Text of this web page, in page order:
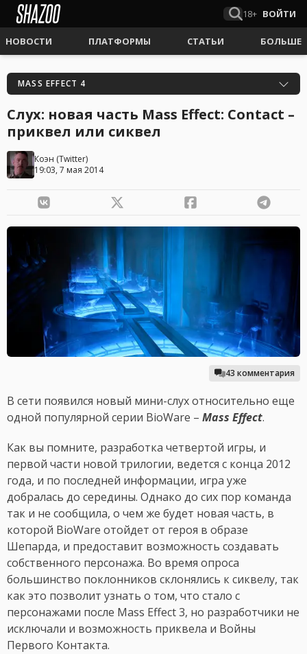
18+ ВОЙТИ
НОВОСТИ ПЛАТФОРМЫ СТАТЬИ БОЛЬШЕ
MASS EFFECT 4
Слух: новая часть Mass Effect: Contact –
приквел или сиквел
Коэн (Twitter)
19:03, 7 мая 2014
43 комментария
В сети появился новый мини-слух относительно еще
одной популярной серии BioWare – Mass Effect.
Как вы помните, разработка четвертой игры, и
первой части новой трилогии, ведется с конца 2012
года, и по последней информации, игра уже
добралась до середины. Однако до сих пор команда
так и не сообщила, о чем же будет новая часть, в
которой BioWare отойдет от героя в образе
Шепарда, и предоставит возможность создавать
собственного персонажа. Во время опроса
большинство поклонников склонялись к сиквелу, так
как это позволит узнать о том, что стало с
персонажами после Mass Effect 3, но разработчики не
исключали и возможность приквела и Войны
Первого Контакта.